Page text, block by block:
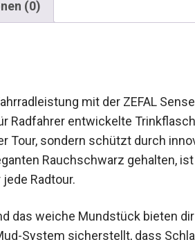
mit der ZEFAL
Radfahrer entwickelte
Tour, sondern schützt durch
Rauchschwarz gehalten,
Radtour.
das weiche Mundstück bieten
System sicherstellt, dass